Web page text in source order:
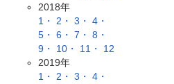
2018年
1・ 2・ 3・ 4・
5・ 6・ 7・ 8・
9・
10・ 11・
12
2019年
1・ 2・ 3・ 4・